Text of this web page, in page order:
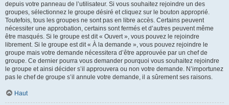
depuis votre panneau de l’utilisateur. Si vous souhaitez rejoindre un des
groupes, sélectionnez le groupe désiré et cliquez sur le bouton approprié.
Toutefois, tous les groupes ne sont pas en libre accès. Certains peuvent
nécessiter une approbation, certains sont fermés et d’autres peuvent même
être masqués. Si le groupe est dit « Ouvert », vous pouvez le rejoindre
librement. Si le groupe est dit « À la demande », vous pouvez rejoindre le
groupe mais votre demande nécessitera d’être approuvée par un chef de
groupe. Ce dernier pourra vous demander pourquoi vous souhaitez rejoindre
le groupe et ainsi décider s’il approuvera ou non votre demande. N’importunez
pas le chef de groupe s’il annule votre demande, il a sûrement ses raisons.
Haut